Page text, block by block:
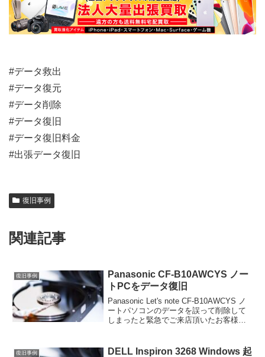
#データ救出
#データ復元
#データ削除
#データ復旧
#データ復旧料金
#出張データ復旧
復旧事例
関連記事
復旧事例
Panasonic CF-B10AWCYS ノー
トPCをデータ復旧
Panasonic Let's note CF-B10AWCYS ノ
ートパソコンのデータを誤って削除して
しまったと緊急でご来店頂いたお客様の
note ...
復旧事例
DELL Inspiron 3268 Windows 起